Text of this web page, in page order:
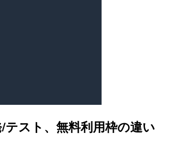
スト、無料利用枠の違い